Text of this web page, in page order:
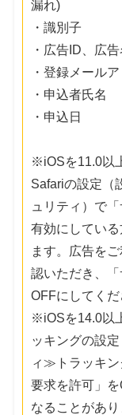
漏れ)
・識別子
・広告ID、広告
・登録メール
・申込者氏名
・申込日
※iOSを11.0以
Safariの設定
ュリティ）で
有効にしてい
ます。広告を
認いただき、
OFFにしてくだ
※iOSを14.0以
ッキングの設
ィ≫トラッキン
要求を許可」
なることがあ